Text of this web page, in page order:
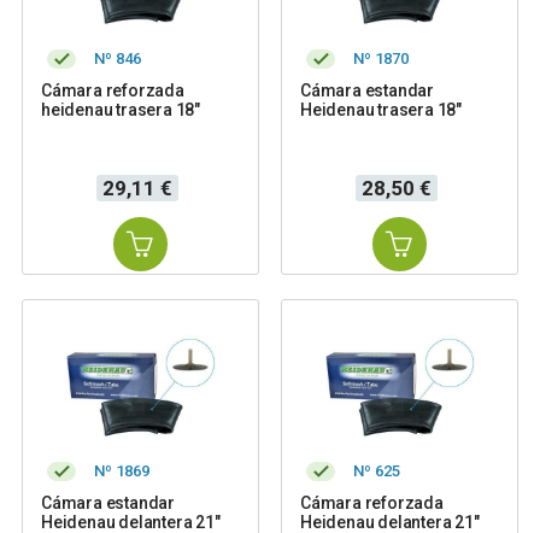
Nº 846
Cámara reforzada
heidenau trasera 18"
Precio
29,11 €
Nº 1870
Cámara estandar
Heidenau trasera 18"
Precio
28,50 €
Nº 1869
Cámara estandar
Heidenau delantera 21"
Nº 625
Cámara reforzada
Heidenau delantera 21"